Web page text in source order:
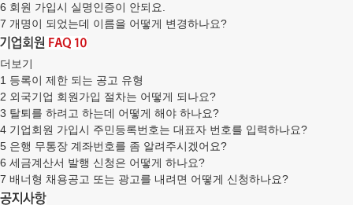
6 회원 가입시 실명인증이 안되요.
7 개명이 되었는데 이름을 어떻게 변경하나요?
더보기
1 등록이 제한 되는 공고 유형
2 외국기업 회원가입 절차는 어떻게 되나요?
3 탈퇴를 하려고 하는데 어떻게 해야 하나요?
4 기업회원 가입시 주민등록번호는 대표자 번호를 입력하나요?
5 은행 무통장 계좌번호를 좀 알려주시겠어요?
6 세금계산서 발행 신청은 어떻게 하나요?
7 배너형 채용공고 또는 광고를 내려면 어떻게 신청하나요?